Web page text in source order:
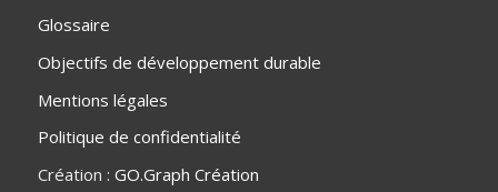
Glossaire
Objectifs de développement durable
Mentions légales
Politique de confidentialité
Création : GO.Graph Création